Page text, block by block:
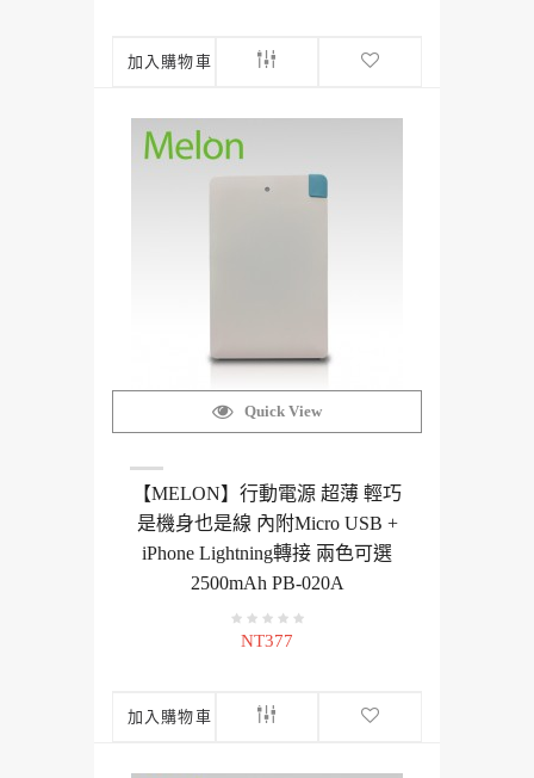
加入購物車
Quick View
【MELON】行動電源 超薄 輕巧
是機身也是線 內附Micro USB +
iPhone Lightning轉接 兩色可選
2500mAh PB-020A
NT377
加入購物車